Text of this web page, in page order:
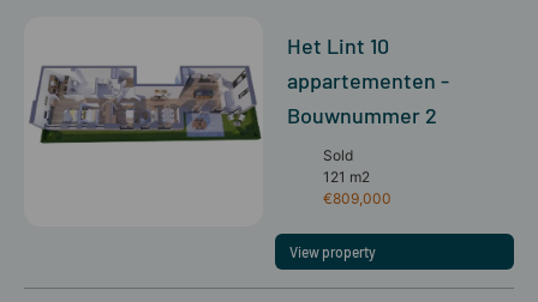
Het Lint 10
appartementen -
Bouwnummer 2
Sold
121 m2
€809,000
View property